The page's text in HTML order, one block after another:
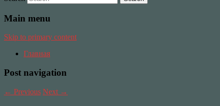
Main menu
Skip to primary content
Главная
Post navigation
← Previous Next →